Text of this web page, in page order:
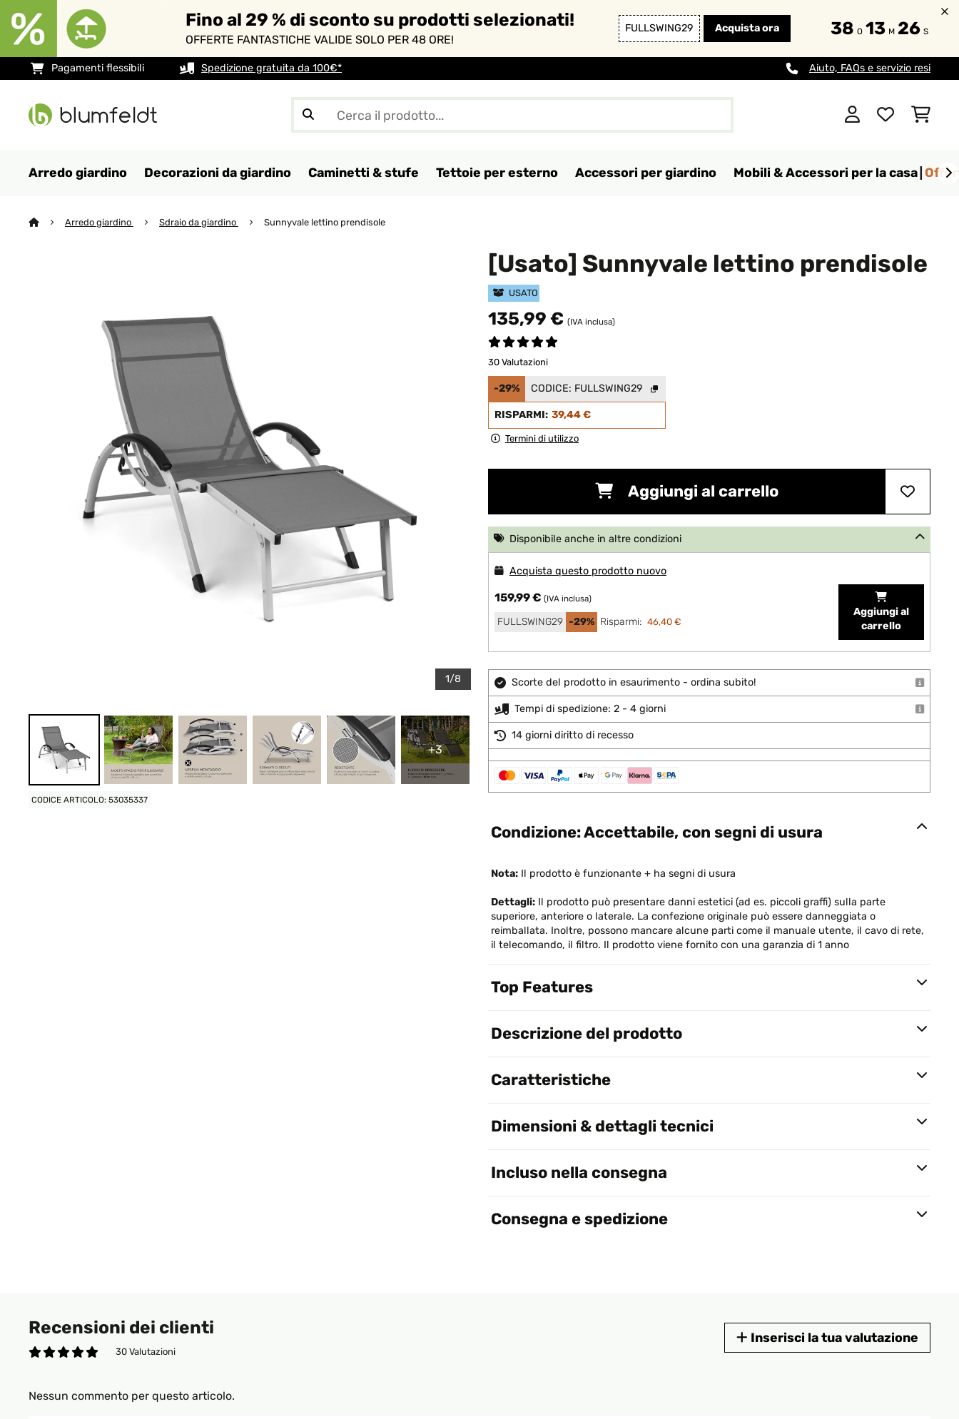
Fino al 29 % di sconto su prodotti selezionati!
OFFERTE FANTASTICHE VALIDE SOLO PER 48 ORE!
FULLSWING29 Acquista ora 38 O 13 M 25 S
Pagamenti flessibili Spedizione gratuita da 100€* Aiuto, FAQs e servizio resi
Arredo giardino Decorazioni da giardino Caminetti & stufe Tettoie per esterno Accessori per giardino Mobili & Accessori per la casa
Arredo giardino Sdraio da giardino Sunnyvale lettino prendisole
1/8
+3
CODICE ARTICOLO: 53035337
[Usato] Sunnyvale lettino prendisole
USATO
135,99 € (IVA inclusa)
30 Valutazioni
-29% CODICE: FULLSWING29
RISPARMI: 39,44 €
Termini di utilizzo
Aggiungi al carrello
Disponibile anche in altre condizioni
Acquista questo prodotto nuovo
159,99 € (IVA inclusa)
FULLSWING29 -29% Risparmi: 46,40 €
Aggiungi al
carrello
Scorte del prodotto in esaurimento - ordina subito!
Tempi di spedizione: 2 - 4 giorni
14 giorni diritto di recesso
Condizione: Accettabile, con segni di usura
Nota: Il prodotto è funzionante + ha segni di usura
Dettagli: Il prodotto può presentare danni estetici (ad es. piccoli graffi) sulla parte
superiore, anteriore o laterale. La confezione originale può essere danneggiata o
reimballata. Inoltre, possono mancare alcune parti come il manuale utente, il cavo di rete,
il telecomando, il filtro. Il prodotto viene fornito con una garanzia di 1 anno
Top Features
Descrizione del prodotto
Caratteristiche
Dimensioni & dettagli tecnici
Incluso nella consegna
Consegna e spedizione
Recensioni dei clienti
30 Valutazioni
Inserisci la tua valutazione
Nessun commento per questo articolo.